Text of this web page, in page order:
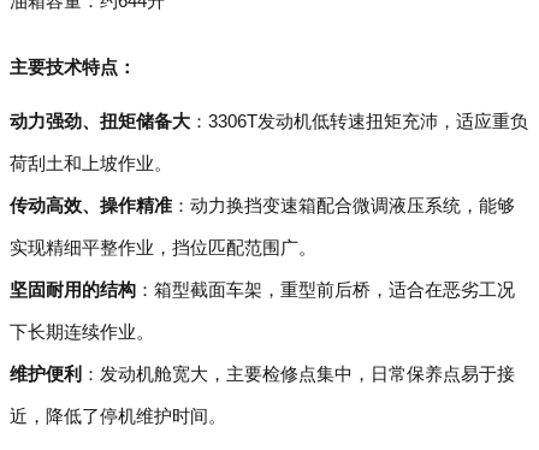
主要技术特点：
动力强劲、扭矩储备大 ：3306T发动机低转速扭矩充沛，适应重负
荷刮土和上坡作业。
传动高效、操作精准 ：动力换挡变速箱配合微调液压系统，能够
实现精细平整作业，挡位匹配范围广。
坚固耐用的结构 ：箱型截面车架，重型前后桥，适合在恶劣工况
下长期连续作业。
维护便利 ：发动机舱宽大，主要检修点集中，日常保养点易于接
近，降低了停机维护时间。